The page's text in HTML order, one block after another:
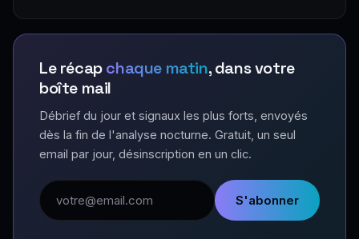
Le récapchaque matin, dans votre
boîte mail
Débrief du jour et signaux les plus forts, envoyés
dès la fin de l'analyse nocturne. Gratuit, un seul
email par jour, désinscription en un clic.
Adresse email
S'abonner